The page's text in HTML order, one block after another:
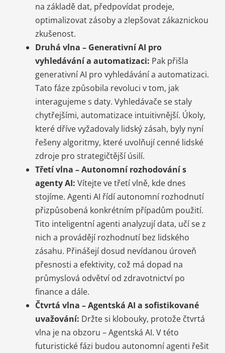
na základě dat, předpovídat prodeje,
optimalizovat zásoby a zlepšovat zákaznickou
zkušenost.
Druhá vlna – Generativní AI pro
vyhledávání a automatizaci: Pak přišla
generativní AI pro vyhledávání a automatizaci.
Tato fáze způsobila revoluci v tom, jak
interagujeme s daty. Vyhledávače se staly
chytřejšími, automatizace intuitivnější. Úkoly,
které dříve vyžadovaly lidský zásah, byly nyní
řešeny algoritmy, které uvolňují cenné lidské
zdroje pro strategičtější úsilí.
Třetí vlna – Autonomní rozhodování s
agenty AI: Vítejte ve třetí vlně, kde dnes
stojíme. Agenti AI řídí autonomní rozhodnutí
přizpůsobená konkrétním případům použití.
Tito inteligentní agenti analyzují data, učí se z
nich a provádějí rozhodnutí bez lidského
zásahu. Přinášejí dosud nevídanou úroveň
přesnosti a efektivity, což má dopad na
průmyslová odvětví od zdravotnictví po
finance a dále.
Čtvrtá vlna – Agentská AI a sofistikované
uvažování: Držte si klobouky, protože čtvrtá
vlna je na obzoru – Agentská AI. V této
futuristické fázi budou autonomní agenti řešit